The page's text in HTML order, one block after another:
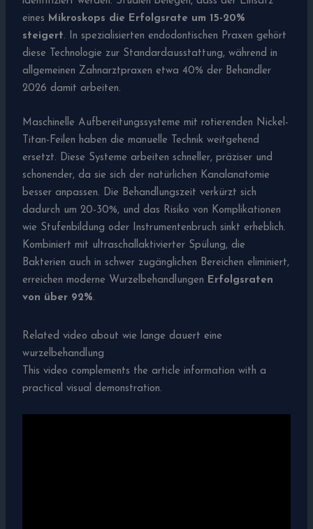
eines Mikroskops die Erfolgsrate um 15-20%
steigert. In spezialisierten endodontischen Praxen gehört
diese Technologie zur Standardausstattung, während in
allgemeinen Zahnarztpraxen etwa 40% der Behandler
2026 damit arbeiten.
Maschinelle Aufbereitungssysteme mit rotierenden Nickel-
Titan-Feilen haben die manuelle Technik weitgehend
ersetzt. Diese Systeme arbeiten schneller, präziser und
schonender, da sie sich der natürlichen Kanalanatomie
besser anpassen. Die Behandlungszeit verkürzt sich
dadurch um 20-30%, und das Risiko von Komplikationen
wie Stufenbildung oder Instrumentenbruch sinkt erheblich.
Kombiniert mit ultraschallaktivierter Spülung, die
Bakterien auch in schwer zugänglichen Bereichen eliminiert,
erreichen moderne Wurzelbehandlungen Erfolgsraten
von über 92%.
Related video about wie lange dauert eine
wurzelbehandlung
This video complements the article information with a
practical visual demonstration.